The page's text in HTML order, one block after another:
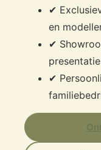
✔
en
✔
✔